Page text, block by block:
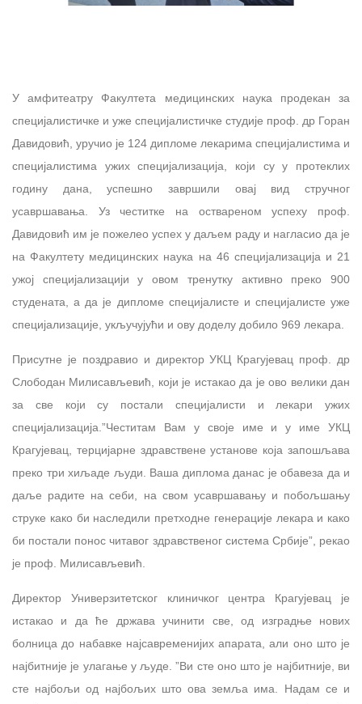
У амфитеатру Факултета медицинских наука продекан за
специјалистичке и уже специјалистичке студије проф. др Горан
Давидовић, уручио је 124 дипломе лекарима специјалистима и
специјалистима ужих специјализација, који су у протеклих
годину дана, успешно завршили овај вид стручног
усавршавања. Уз честитке на оствареном успеху проф.
Давидовић им је пожелео успех у даљем раду и нагласио да је
на Факултету медицинских наука на 46 специјализација и 21
ужој специјализацији у овом тренутку активно преко 900
студената, а да је дипломе специјалисте и специјалисте уже
специјализације, укључујући и ову доделу добило 969 лекара.
Присутне је поздравио и директор УКЦ Крагујевац проф. др
Слободан Милисављевић, који је истакао да је ово велики дан
за све који су постали специјалисти и лекари ужих
специјализација.”Честитам Вам у своје име и у име УКЦ
Крагујевац, терцијарне здравствене установе која запошљава
преко три хиљаде људи. Ваша диплома данас је обавеза да и
даље радите на себи, на свом усавршавању и побољшању
струке како би наследили претходне генерације лекара и како
би постали понос читавог здравственог система Србије”, рекао
је проф. Милисављевић.
Директор Универзитетског клиничког центра Крагујевац је
истакао и да ће држава учинити све, од изградње нових
болница до набавке најсавременијих апарата, али оно што је
најбитније је улагање у људе. ”Ви сте оно што је најбитније, ви
сте најбољи од најбољих што ова земља има. Надам се и